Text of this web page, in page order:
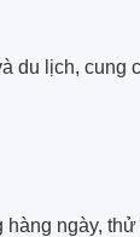
du lịch, cung
ngày,